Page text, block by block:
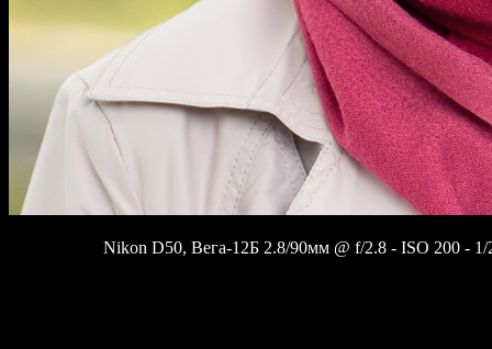
Nikon D50, Вега-12Б 2.8/90мм @ f/2.8 - ISO 200 - 1/